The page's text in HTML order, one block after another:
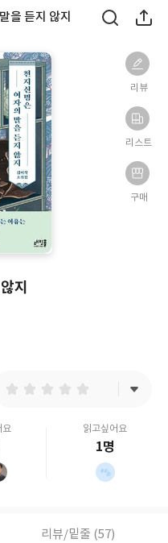
을 듣지 않지
리뷰
리스트
구매
지
요 읽고싶어요
1명
리뷰/밑줄 (57)